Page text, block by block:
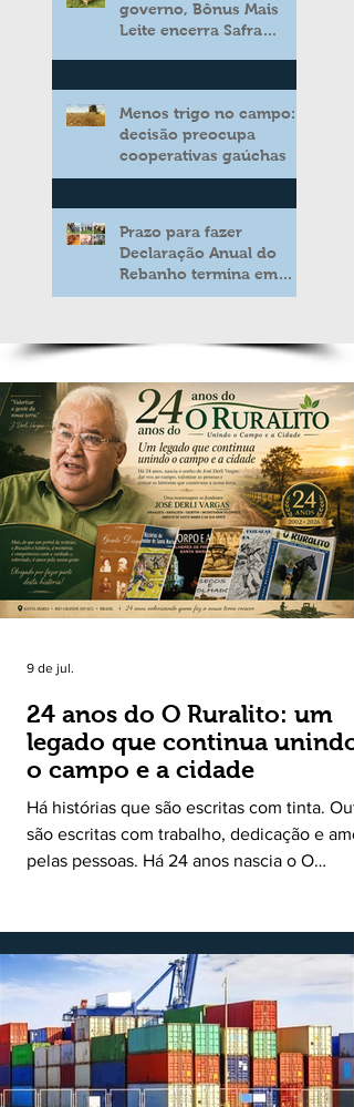
governo, Bônus Mais
Leite encerra Safra
aos produtores de leite
Menos trigo no campo:
decisão preocupa
cooperativas gaúchas
Prazo para fazer
Declaração Anual do
Rebanho termina em
duas semanas
24 anos do O Ruralito: um
legado que continua unindo
o campo e a cidade
Há histórias que são escritas com tinta.
são escritas com trabalho, dedicação e
pelas pessoas. Há 24 anos nascia o O
das comunidades e dar voz às pessoas que
muitas vezes passam despercebidas pelos
grandes meios de comunicação. Muito mais
do que um jornal ou um portal de notícias,
Ruralito tornou-se uma missão. Essa missão
nasceu do
9 de jul.